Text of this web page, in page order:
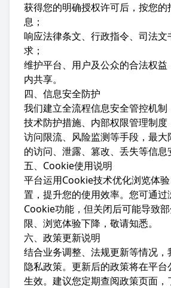
获得您的明确授权许可后，按您
息；
响应法律条文、行政指令、司法
求；
维护平台、用户及公众的合法权
内共享。
四、信息安全防护
我们建立全流程信息安全管控机制
技术防护措施、内部权限管理制度
访问限流、风险监测等手段，最大
的访问、泄露、篡改、丢失等信息
五、Cookie使用说明
平台运用Cookie技术优化浏览体
置，提升您的使用效率。您可通过
Cookie功能，但关闭后可能导致
限、浏览体验下降，敬请知悉。
六、政策更新说明
结合业务调整、法规更新等情况
隐私政策。更新后的政策将在平台
生效。建议您定期查阅政策页面，